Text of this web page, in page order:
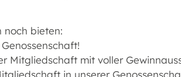
noch bieten:
Mitgliedschaft mit voller
in unserer